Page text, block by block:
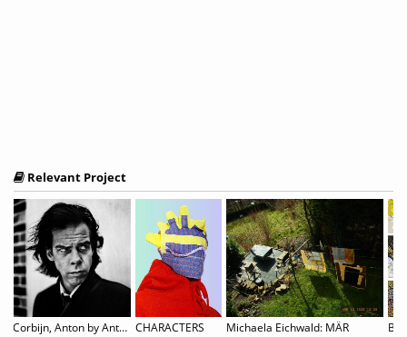
Relevant Project
Corbijn, Anton by Anton Corbijn CHARACTERS Michaela Eichwald: MÄR